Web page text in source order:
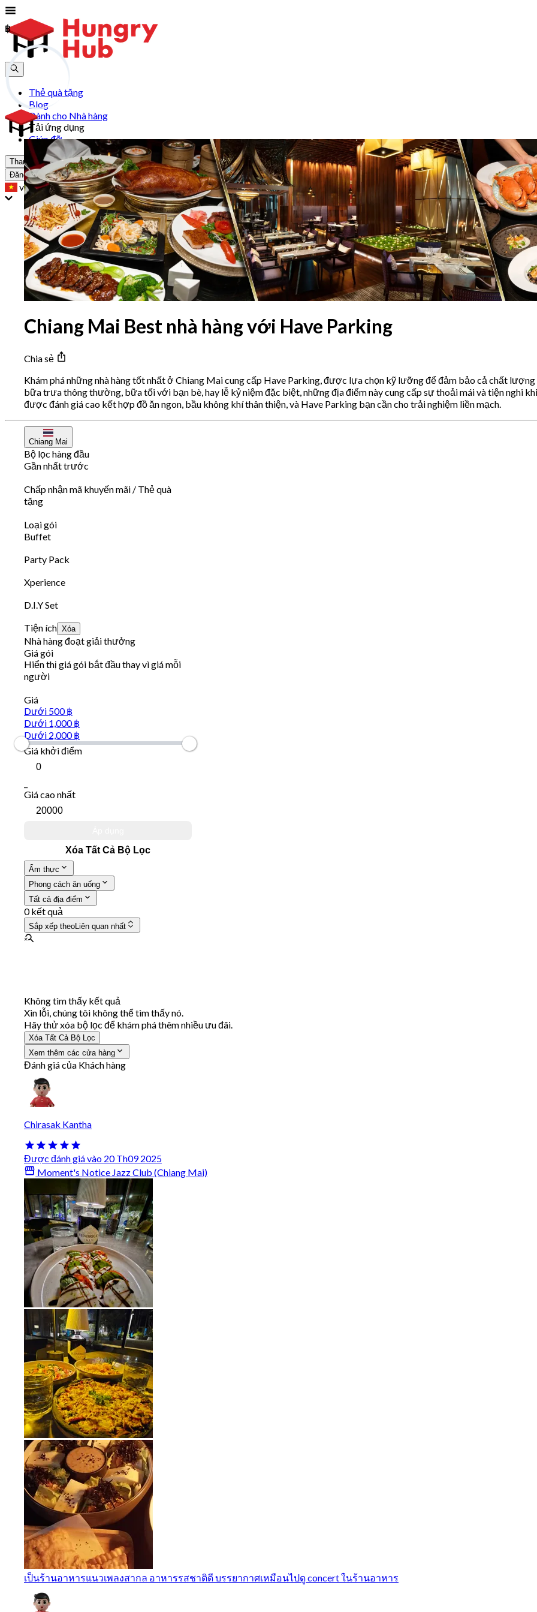
Thẻ quà tặng
Blog
Dành cho Nhà hàng
Tải ứng dụng
Giúp đỡ
Tham gia
Đăng Nhập
vn
Chiang Mai Best nhà hàng với Have Parking
Chia sẻ
Khám phá những nhà hàng tốt nhất ở Chiang Mai cung cấp Have Parking, được lựa chọn kỹ lưỡng để đảm bảo cả chất
bữa trưa thông thường, bữa tối với bạn bè, hay lễ kỷ niệm đặc biệt, những địa điểm này cung cấp sự thoải mái và tiện nghi
được đánh giá cao kết hợp đồ ăn ngon, bầu không khí thân thiện, và Have Parking bạn cần cho trải nghiệm liền mạch.
Chiang Mai
Bộ lọc hàng đầu
Gần nhất trước
Chấp nhận mã khuyến mãi / Thẻ quà
tặng
Loại gói
Buffet
Party Pack
Xperience
D.I.Y Set
Tiện ích Xóa
Nhà hàng đoạt giải thưởng
Giá gói
Hiển thị giá gói bắt đầu thay vì giá mỗi
người
Giá
Dưới 500 ฿
Dưới 1,000 ฿
Dưới 2,000 ฿
฿
Giá khởi điểm
฿
Giá cao nhất
Xóa Tất Cả Bộ Lọc
Ẩm thực
Phong cách ăn uống
Tất cả địa điểm
0 kết quả
Sắp xếp theoLiên quan nhất
Không tìm thấy kết quả
Xin lỗi, chúng tôi không thể tìm thấy nó.
Hãy thử xóa bộ lọc để khám phá thêm nhiều ưu đãi.
Xóa Tất Cả Bộ Lọc
Xem thêm các cửa hàng
Đánh giá của Khách hàng
Chirasak Kantha
Được đánh giá vào 20 Th09 2025
Moment's Notice Jazz Club (Chiang Mai)
เป็นร้านอาหารแนวเพลงสากล อาหารรสชาติดี บรรยากาศเหมือนไปดู concert ในร้านอาหาร